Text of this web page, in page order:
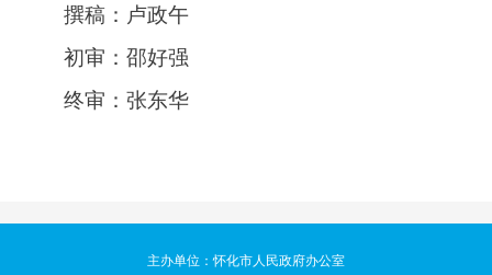
撰稿：卢政午
初审：邵好强
终审：张东华
主办单位：怀化市人民政府办公室